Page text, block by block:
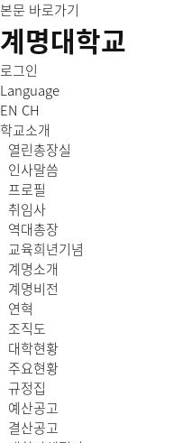
본문 바로가기
계명대학교
로그인
Language
EN CH
학교소개
열린총장실
인사말씀
프로필
취임사
역대총장
교육희년기념
계명소개
계명비전
연혁
조직도
대학현황
주요현황
규정집
예산공고
결산공고